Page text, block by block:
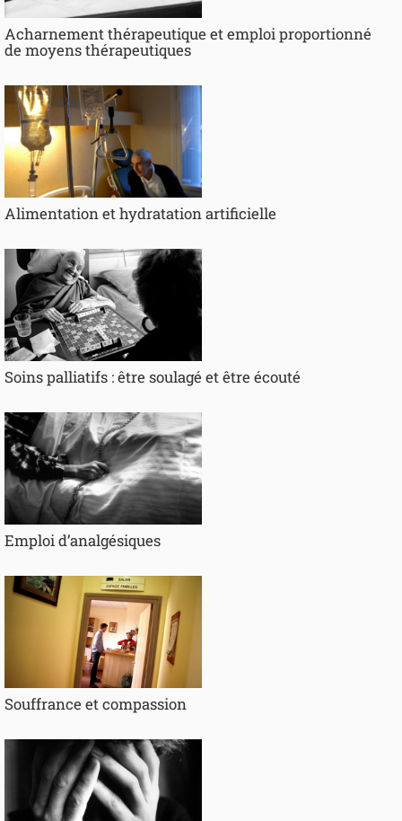
Acharnement thérapeutique et emploi proportionné
de moyens thérapeutiques
Alimentation et hydratation artificielle
Soins palliatifs : être soulagé et être écouté
Emploi d’analgésiques
Souffrance et compassion